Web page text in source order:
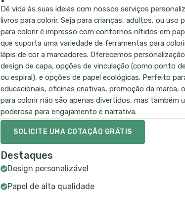
Dê vida às suas ideias com nossos serviços
livros para colorir. Seja para crianças, adultos, ou uso
para colorir é impresso com contornos nítidos em
que suporta uma variedade de ferramentas para
lápis de cor a marcadores. Oferecemos
design de capa, opções de vinculação (como ponto
ou espiral), e opções de papel ecológicas. Perfeito
educacionais, oficinas criativas, promoção da marca,
para colorir não são apenas divertidos, mas também
poderosa para engajamento e narrativa.
SOLICITE UMA COTAÇÃO GRÁTIS
Destaques
Design personalizável
Papel de alta qualidade